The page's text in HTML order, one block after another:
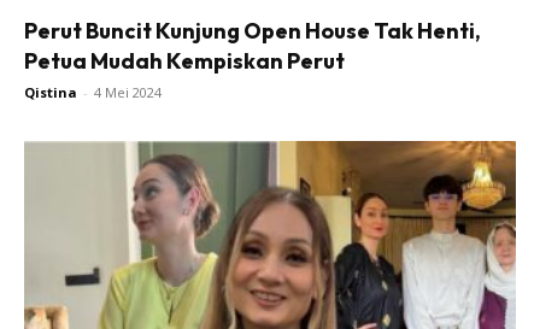
Perut Buncit Kunjung Open House Tak Henti,
Petua Mudah Kempiskan Perut
Qistina - 4 Mei 2024